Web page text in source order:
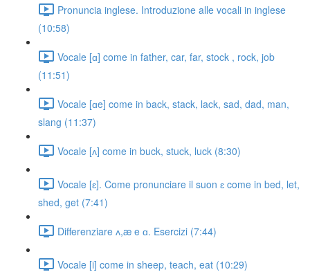
Pronuncia inglese. Introduzione alle vocali in inglese
(10:58)
Vocale [ɑ] come in father, car, far, stock , rock, job
(11:51)
Vocale [ɑe] come in back, stack, lack, sad, dad, man,
slang (11:37)
Vocale [ʌ] come in buck, stuck, luck (8:30)
Vocale [ɛ]. Come pronunciare il suon ɛ come in bed, let,
shed, get (7:41)
Differenziare ʌ,æ e ɑ. Esercizi (7:44)
Vocale [i] come in sheep, teach, eat (10:29)